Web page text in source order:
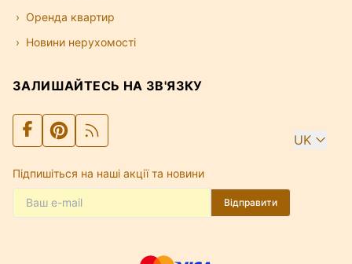
Оренда квартир
Новини нерухомості
ЗАЛИШАЙТЕСЬ НА ЗВ'ЯЗКУ
UK
Підпишіться на наші акції та новини
Відправити